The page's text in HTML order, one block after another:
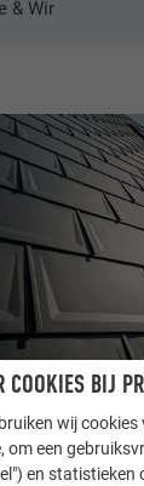
& Wir
COOKIES BIJ
wij cookies
om een
en statistieken